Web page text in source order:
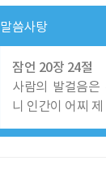
말씀사탕
잠언 20장 24절
사람의 발걸음
니 인간이 어찌